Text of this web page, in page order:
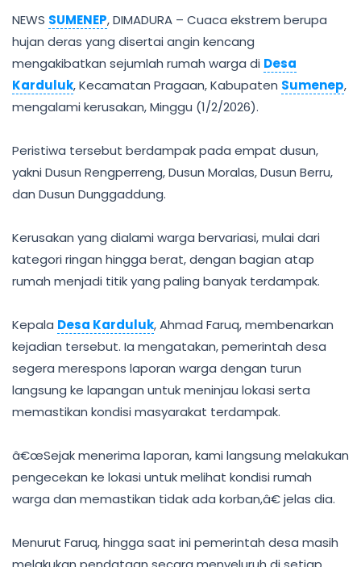
NEWS SUMENEP, DIMADURA – Cuaca ekstrem berupa
hujan deras yang disertai angin kencang
mengakibatkan sejumlah rumah warga di Desa
Karduluk, Kecamatan Pragaan, Kabupaten Sumenep,
mengalami kerusakan, Minggu (1/2/2026).
Peristiwa tersebut berdampak pada empat dusun,
yakni Dusun Rengperreng, Dusun Moralas, Dusun Berru,
dan Dusun Dunggaddung.
Kerusakan yang dialami warga bervariasi, mulai dari
kategori ringan hingga berat, dengan bagian atap
rumah menjadi titik yang paling banyak terdampak.
Kepala Desa Karduluk, Ahmad Faruq, membenarkan
kejadian tersebut. Ia mengatakan, pemerintah desa
segera merespons laporan warga dengan turun
langsung ke lapangan untuk meninjau lokasi serta
memastikan kondisi masyarakat terdampak.
â€œSejak menerima laporan, kami langsung melakukan
pengecekan ke lokasi untuk melihat kondisi rumah
warga dan memastikan tidak ada korban,â€ jelas dia.
Menurut Faruq, hingga saat ini pemerintah desa masih